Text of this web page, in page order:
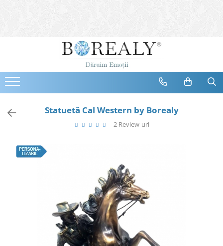
Bijuterii
Cercei
Bratari
Coliere
Tiare
Destinatari
Bijuterii Mirese
Statuetă Cal Western by Borealy
2 Review-uri